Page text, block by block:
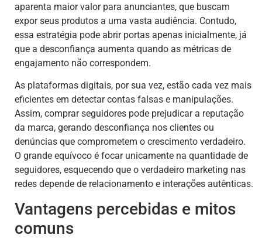
aparenta maior valor para anunciantes, que buscam
expor seus produtos a uma vasta audiência. Contudo,
essa estratégia pode abrir portas apenas inicialmente, já
que a desconfiança aumenta quando as métricas de
engajamento não correspondem.
As plataformas digitais, por sua vez, estão cada vez mais
eficientes em detectar contas falsas e manipulações.
Assim, comprar seguidores pode prejudicar a reputação
da marca, gerando desconfiança nos clientes ou
denúncias que comprometem o crescimento verdadeiro.
O grande equívoco é focar unicamente na quantidade de
seguidores, esquecendo que o verdadeiro marketing nas
redes depende de relacionamento e interações autênticas.
Vantagens percebidas e mitos
comuns